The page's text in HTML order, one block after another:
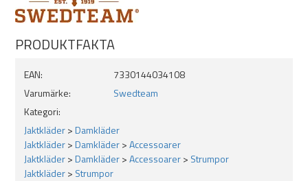
PRODUKTFAKTA
EAN:
7330144034108
Varumärke:
Swedteam
Kategori:
Jaktkläder>Damkläder
Jaktkläder>Damkläder>Accessoarer
Jaktkläder>Damkläder>Accessoarer> Strumpor
Jaktkläder> Strumpor